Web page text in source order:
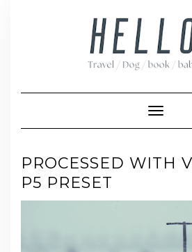
Toggle
PROCESSED WITH
P5 PRESET